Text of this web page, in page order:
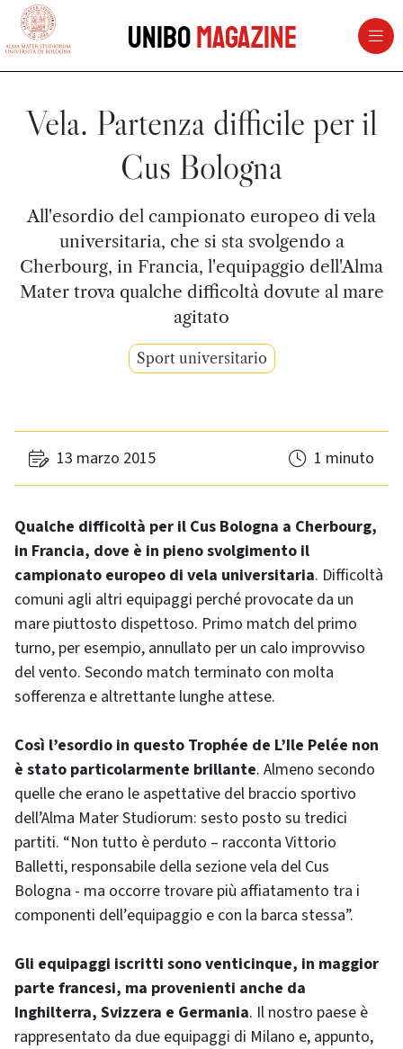
vai al contenuto della pagina
UniboMagazine
Vela. Partenza difficile per il
Cus Bologna
All'esordio del campionato europeo di vela
universitaria, che si sta svolgendo a
Cherbourg, in Francia, l'equipaggio dell'Alma
Mater trova qualche difficoltà dovute al mare
agitato
Sport universitario
13 marzo 2015 1 minuto
Qualche difficoltà per il Cus Bologna a Cherbourg,
in Francia, dove è in pieno svolgimento il
campionato europeo di vela universitaria. Difficoltà
comuni agli altri equipaggi perché provocate da un
mare piuttosto dispettoso. Primo match del primo
turno, per esempio, annullato per un calo improvviso
del vento. Secondo match terminato con molta
sofferenza e altrettante lunghe attese.
Così l’esordio in questo Trophée de L’Ile Pelée non
è stato particolarmente brillante. Almeno secondo
quelle che erano le aspettative del braccio sportivo
dell’Alma Mater Studiorum: sesto posto su tredici
partiti. “Non tutto è perduto – racconta Vittorio
Balletti, responsabile della sezione vela del Cus
Bologna - ma occorre trovare più affiatamento tra i
componenti dell’equipaggio e con la barca stessa”.
Gli equipaggi iscritti sono venticinque, in maggior
parte francesi, ma provenienti anche da
Inghilterra, Svizzera e Germania. Il nostro paese è
rappresentato da due equipaggi di Milano e, appunto,